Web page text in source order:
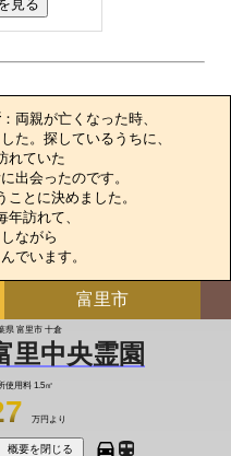
見る
：両親が亡くなった時、
た。探しているうちに、
れていた
出会ったのです。
とに決めました。
訪れて、
ながら
でいます。
富里市
県 富里市 十倉
里中央霊園
使用料 1.5㎡
万円より
概要を閉じる